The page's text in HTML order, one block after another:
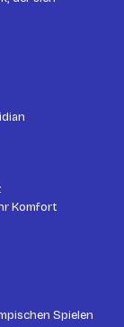
Komfort
Spielen